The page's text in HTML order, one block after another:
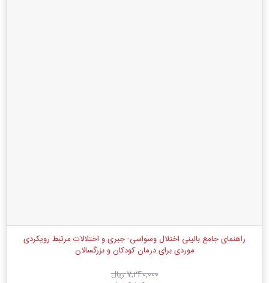
راهنمای جامع بالینی اختلال وسواسی- جبری و اختلالات مرتبط رویکردی
موردی برای درمان کودکان و بزرگسالان
7,240,000 ریال